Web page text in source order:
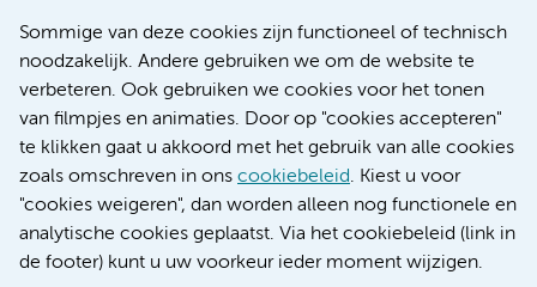
Sommige van deze cookies zijn functioneel of technisch
noodzakelijk. Andere gebruiken we om de website te
verbeteren. Ook gebruiken we cookies voor het tonen
van filmpjes en animaties. Door op "cookies accepteren"
te klikken gaat u akkoord met het gebruik van alle cookies
zoals omschreven in ons cookiebeleid. Kiest u voor
"cookies weigeren", dan worden alleen nog functionele en
analytische cookies geplaatst. Via het cookiebeleid (link in
de footer) kunt u uw voorkeur ieder moment wijzigen.
Nieuws
Research
Educatie locatie AMC
Educatie locatie VUmc
Verwijzen & diagnostiek